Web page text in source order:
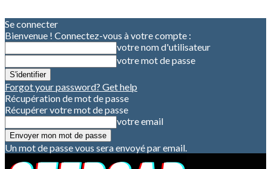
Se connecter
Bienvenue ! Connectez-vous à votre compte :
votre nom d'utilisateur
votre mot de passe
Forgot your password? Get help
Récupération de mot de passe
Récupérer votre mot de passe
votre email
Un mot de passe vous sera envoyé par email.